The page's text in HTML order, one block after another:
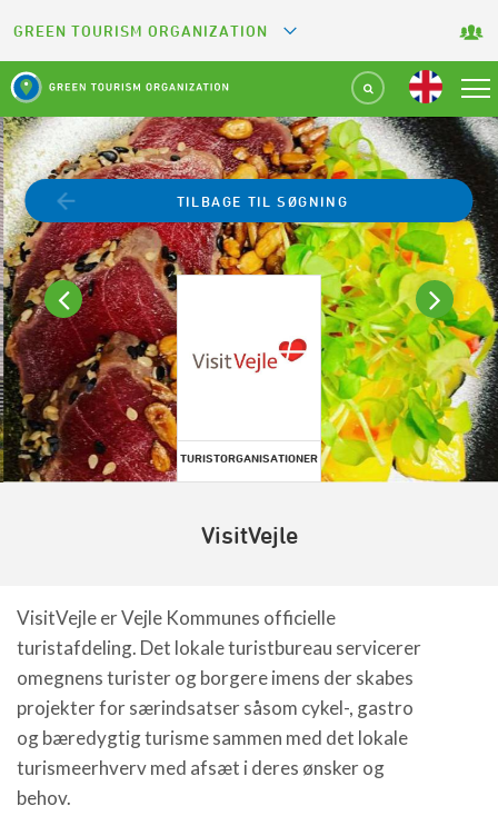
GREEN TOURISM ORGANIZATION
GREEN KEY
GREEN RESTAURANT
GREEN SPORT FACILITY
GREEN CAMPING
GREEN ATTRACTION
TURISTORGANISATIONER
TILBAGE TIL SØGNING
VisitVejle
VisitVejle er Vejle Kommunes officielle
turistafdeling. Det lokale turistbureau servicerer
omegnens turister og borgere imens der skabes
projekter for særindsatser såsom cykel-, gastro
og bæredygtig turisme sammen med det lokale
turismeerhverv med afsæt i deres ønsker og
behov.